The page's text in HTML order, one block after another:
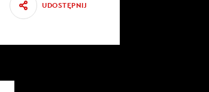
UDOSTĘPNIJ